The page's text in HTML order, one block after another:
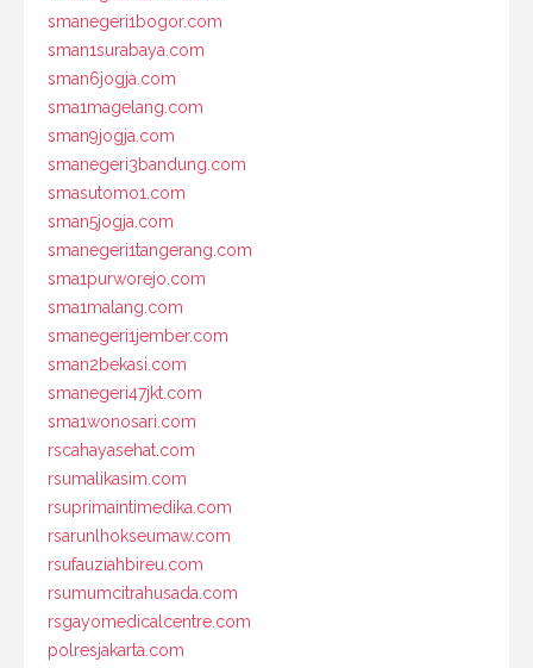
smanegeri1bogor.com
sman1surabaya.com
sman6jogja.com
sma1magelang.com
sman9jogja.com
smanegeri3bandung.com
smasutomo1.com
sman5jogja.com
smanegeri1tangerang.com
sma1purworejo.com
sma1malang.com
smanegeri1jember.com
sman2bekasi.com
smanegeri47jkt.com
sma1wonosari.com
rscahayasehat.com
rsumalikasim.com
rsuprimaintimedika.com
rsarunlhokseumaw.com
rsufauziahbireu.com
rsumumcitrahusada.com
rsgayomedicalcentre.com
polresjakarta.com